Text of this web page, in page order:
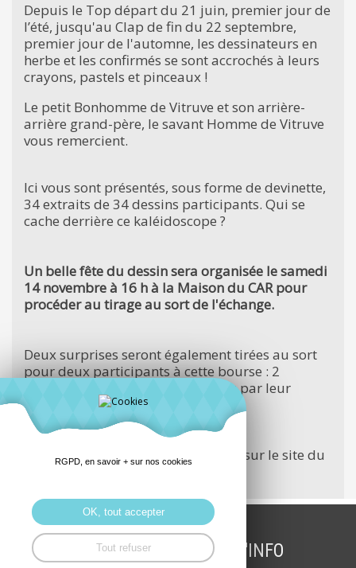
Depuis le Top départ du 21 juin, premier jour de
l’été, jusqu'au Clap de fin du 22 septembre,
premier jour de l'automne, les dessinateurs en
herbe et les confirmés se sont accrochés à leurs
crayons, pastels et pinceaux !
Le petit Bonhomme de Vitruve et son arrière-
arrière grand-père, le savant Homme de Vitruve
vous remercient.
Ici vous sont présentés, sous forme de devinette,
34 extraits de 34 dessins participants. Qui se
cache derrière ce kaléidoscope ?
Un belle fête du dessin sera organisée le samedi
14 novembre à 16 h à la Maison du CAR pour
procéder au tirage au sort de l'échange.
Deux surprises seront également tirées au sort
pour deux participants à cette bourse : 2
planches originales de BD signées par leur
auteur Jean Christophe Balan.
Prochainement plus d'information sur le site du
INSCRIPTION LETTRE D'INFO
RGPD, en savoir + sur nos cookies
OK, tout accepter
Tout refuser